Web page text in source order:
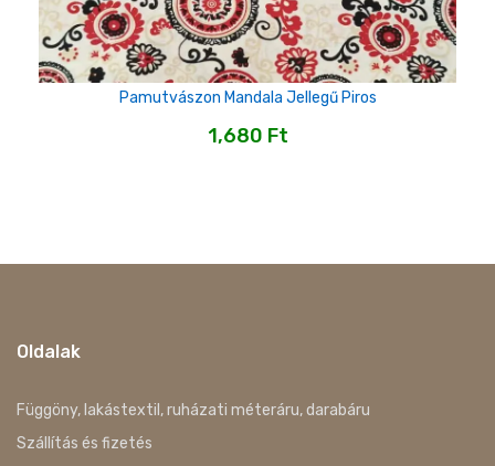
Pamutvászon Mandala Jellegű Piros
1,680 Ft
Oldalak
Függöny, lakástextil, ruházati méteráru, darabáru
Szállítás és fizetés